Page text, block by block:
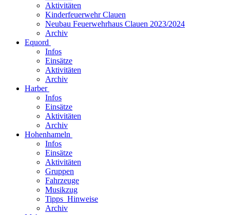
Aktivitäten
Kinderfeuerwehr Clauen
Neubau Feuerwehrhaus Clauen 2023/2024
Archiv
Equord
Infos
Einsätze
Aktivitäten
Archiv
Harber
Infos
Einsätze
Aktivitäten
Archiv
Hohenhameln
Infos
Einsätze
Aktivitäten
Gruppen
Fahrzeuge
Musikzug
Tipps_Hinweise
Archiv